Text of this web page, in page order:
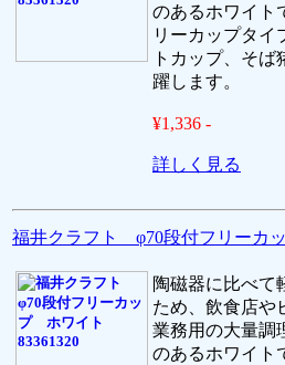
のあるホワイト
リーカップタイ
トカップ、そ
躍します。
¥1,336 -
詳しく見る
福井クラフト φ70段付フリーカ
陶磁器に比べて
ため、飲食店や
業務用の大量調
のあるホワイト